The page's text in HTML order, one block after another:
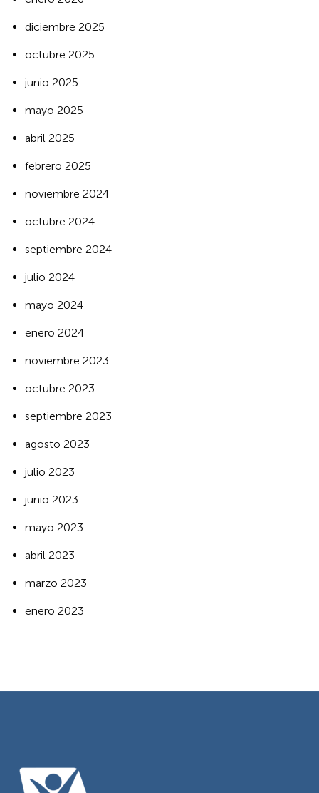
diciembre 2025
octubre 2025
junio 2025
mayo 2025
abril 2025
febrero 2025
noviembre 2024
octubre 2024
septiembre 2024
julio 2024
mayo 2024
enero 2024
noviembre 2023
octubre 2023
septiembre 2023
agosto 2023
julio 2023
junio 2023
mayo 2023
abril 2023
marzo 2023
enero 2023